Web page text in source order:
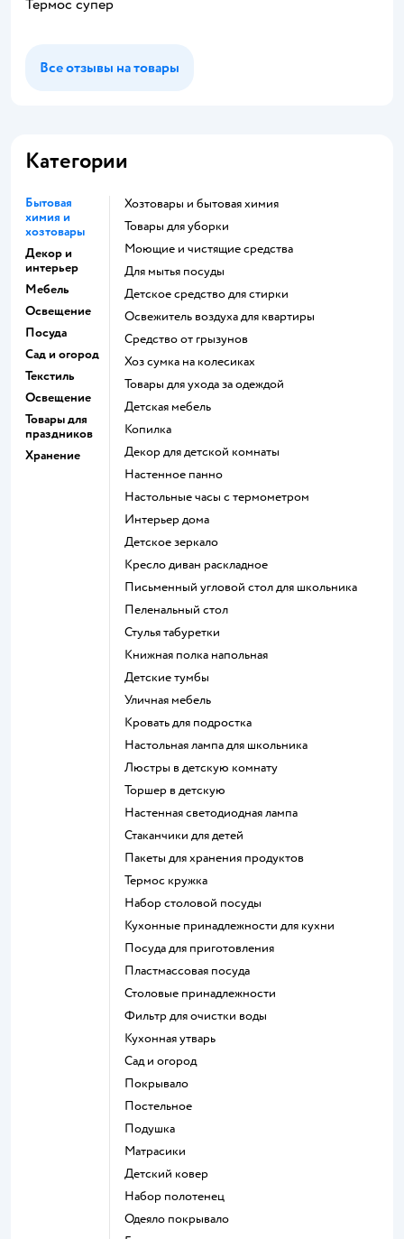
Термос супер
Все отзывы на товары
Категории
Бытовая
химия и
хозтовары
Декор и
интерьер
Мебель
Освещение
Посуда
Сад и огород
Текстиль
Освещение
Товары для
праздников
Хранение
Хозтовары и бытовая химия
Товары для уборки
моющие и чистящие средства
для мытья посуды
детское средство для стирки
освежитель воздуха для квартиры
средство от грызунов
хоз сумка на колесиках
Товары для ухода за одеждой
Детская мебель
Копилка
Декор для детской комнаты
Настенное панно
Настольные часы с термометром
Интерьер дома
Детское зеркало
Кресло диван раскладное
Письменный угловой стол для школьника
Пеленальный стол
Стулья табуретки
Книжная полка напольная
Детские тумбы
Уличная мебель
Кровать для подростка
Настольная лампа для школьника
Люстры в детскую комнату
Торшер в детскую
Настенная светодиодная лампа
Стаканчики для детей
Пакеты для хранения продуктов
Термос кружка
Набор столовой посуды
Кухонные принадлежности для кухни
Посуда для приготовления
Пластмассовая посуда
Столовые принадлежности
Фильтр для очистки воды
Кухонная утварь
Сад и огород
Покрывало
Постельное
Подушка
Матрасики
Детский ковер
Набор полотенец
Одеяло покрывало